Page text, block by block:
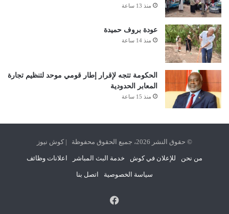
منذ 13 ساعة
عودة بروف حميدة
منذ 14 ساعة
الحكومة تتجه لإقرار إطار قومي موحد لتنظيم تجارة
المعابر الحدودية
منذ 15 ساعة
© حقوق النشر 2026، جميع الحقوق محفوظة | كوش نيوز
من نحن للإعلان في كوش خدمة البث المباشر اعلانات وظائف
سياسة الخصوصية اتصل بنا